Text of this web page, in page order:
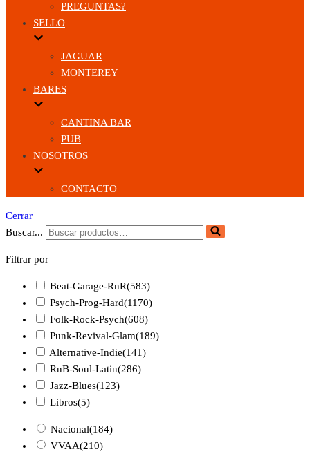
PREGUNTAS?
SELLO
JAGUAR
MONTEREY
BARES
CANTINA BAR
PUB
NOSOTROS
CONTACTO
Cerrar
Buscar...
Filtrar por
Beat-Garage-RnR(583)
Psych-Prog-Hard(1170)
Folk-Rock-Psych(608)
Punk-Revival-Glam(189)
Alternative-Indie(141)
RnB-Soul-Latin(286)
Jazz-Blues(123)
Libros(5)
Nacional(184)
VVAA(210)